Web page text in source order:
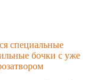
специальные
бочки с уже